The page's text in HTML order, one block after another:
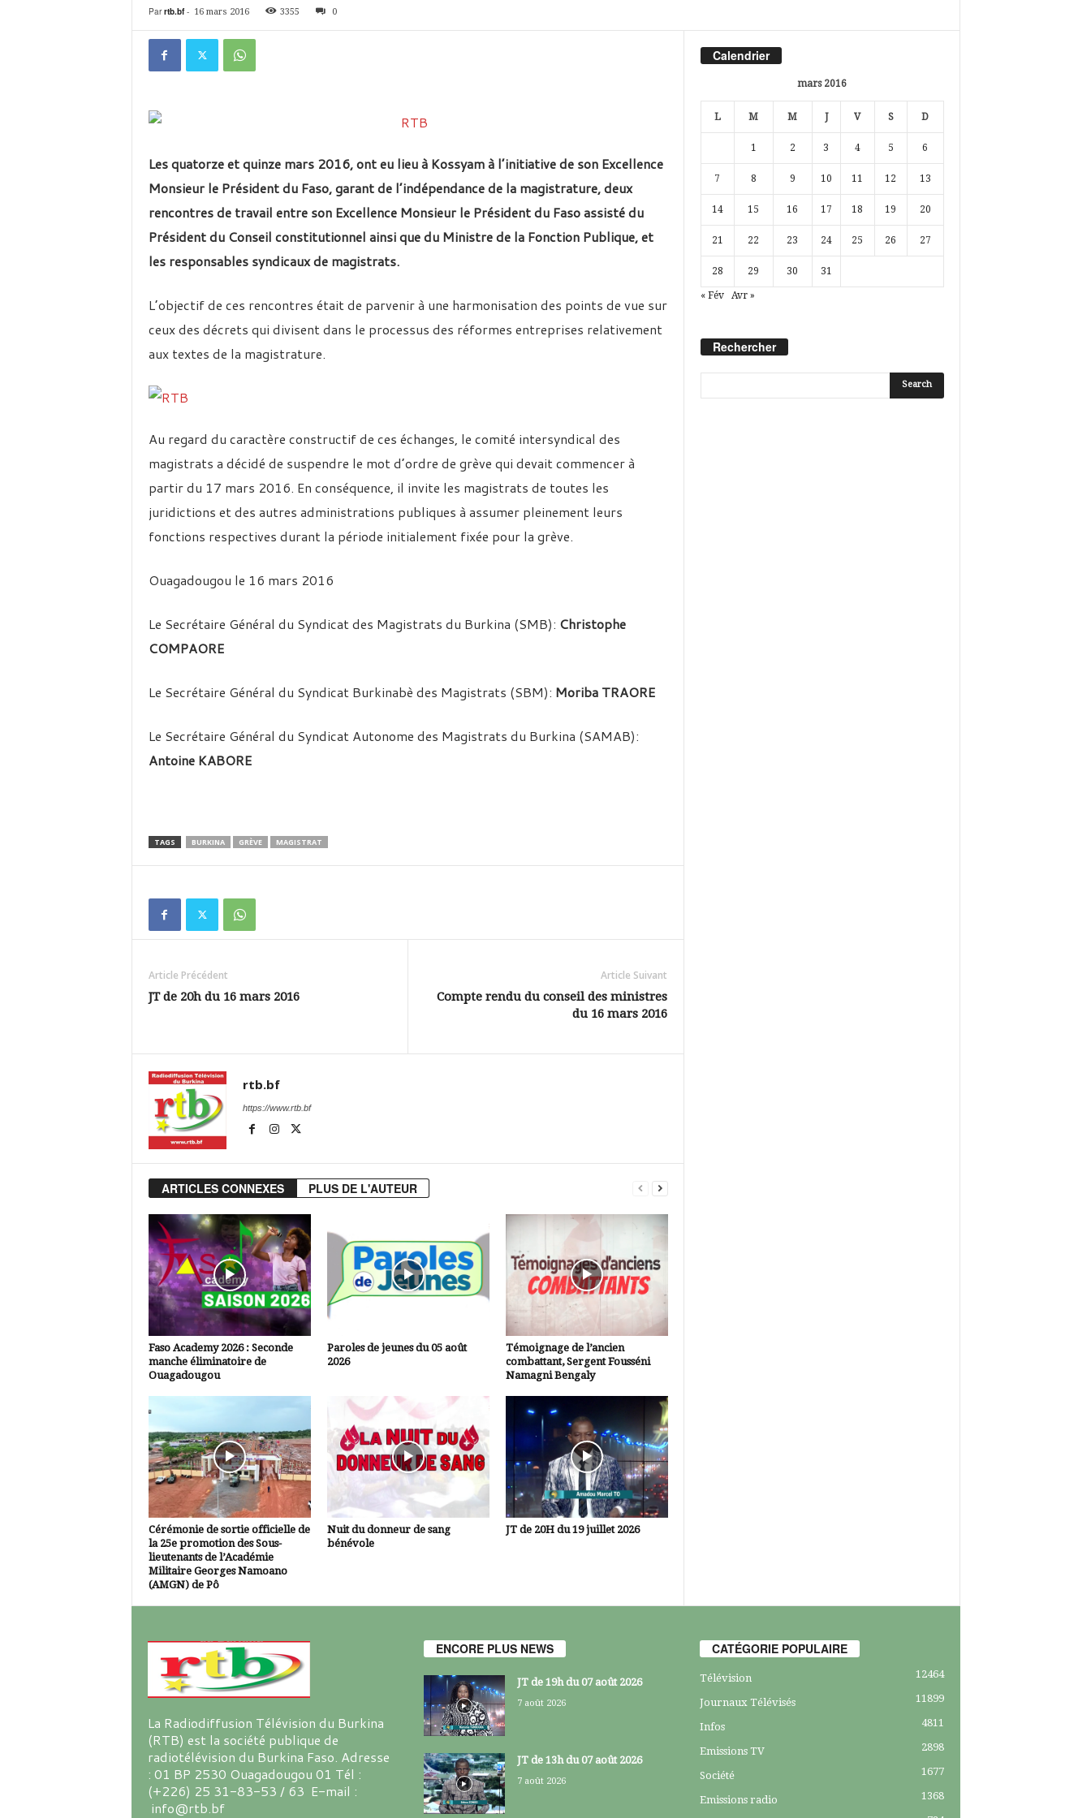
i
Par rtb.bf- 16 mars 2016 3355 0
Les quatorze et quinze mars 2016, ont eu lieu à Kossyam à l’initiative de son Excellence
Monsieur le Président du Faso, garant de l’indépendance de la magistrature, deux
rencontres de travail entre son Excellence Monsieur le Président du Faso assisté du
Président du Conseil constitutionnel ainsi que du Ministre de la Fonction Publique, et
les responsables syndicaux de magistrats.
L’objectif de ces rencontres était de parvenir à une harmonisation des points de vue sur
ceux des décrets qui divisent dans le processus des réformes entreprises relativement
aux textes de la magistrature.
Au regard du caractère constructif de ces échanges, le comité intersyndical des
magistrats a décidé de suspendre le mot d’ordre de grève qui devait commencer à
partir du 17 mars 2016. En conséquence, il invite les magistrats de toutes les
juridictions et des autres administrations publiques à assumer pleinement leurs
fonctions respectives durant la période initialement fixée pour la grève.
Ouagadougou le 16 mars 2016
Le Secrétaire Général du Syndicat des Magistrats du Burkina (SMB): Christophe
COMPAORE
Le Secrétaire Général du Syndicat Burkinabè des Magistrats (SBM): Moriba TRAORE
Le Secrétaire Général du Syndicat Autonome des Magistrats du Burkina (SAMAB):
Antoine KABORE
TAGS BURKINA GRÈVE MAGISTRAT
Article Précédent
JT de 20h du 16 mars 2016
Article Suivant
Compte rendu du conseil des ministres
du 16 mars 2016
rtb.bf
https://www.rtb.bf
ARTICLES CONNEXES PLUS DE L'AUTEUR
Faso Academy 2026 : Seconde
manche éliminatoire de
Ouagadougou
Paroles de jeunes du 05 août
2026
Témoignage de l’ancien
combattant, Sergent Fousséni
Namagni Bengaly
Cérémonie de sortie officielle de
la 25e promotion des Sous-
lieutenants de l’Académie
Militaire Georges Namoano
(AMGN) de Pô
Nuit du donneur de sang
bénévole
JT de 20H du 19 juillet 2026
Calendrier
mars 2016
L M M J V S D
1 2 3 4 5 6
7 8 9 10 11 12 13
14 15 16 17 18 19 20
21 22 23 24 25 26 27
28 29 30 31
« Fév Avr »
Rechercher
La Radiodiffusion Télévision du Burkina
(RTB) est la société publique de
radiotélévision du Burkina Faso. Adresse
: 01 BP 2530 Ouagadougou 01 Tél :
(+226) 25 31-83-53 / 63 E-mail :
info@rtb.bf
ENCORE PLUS NEWS
JT de 19h du 07 août 2026
7 août 2026
JT de 13h du 07 août 2026
7 août 2026
CATÉGORIE POPULAIRE
Télévision 12464
Journaux Télévisés 11899
Infos 4811
Emissions TV 2898
Société 1677
Emissions radio
1368